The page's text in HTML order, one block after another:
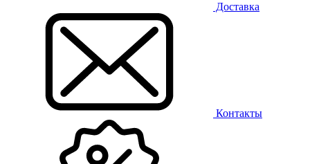
Доставка
Контакты